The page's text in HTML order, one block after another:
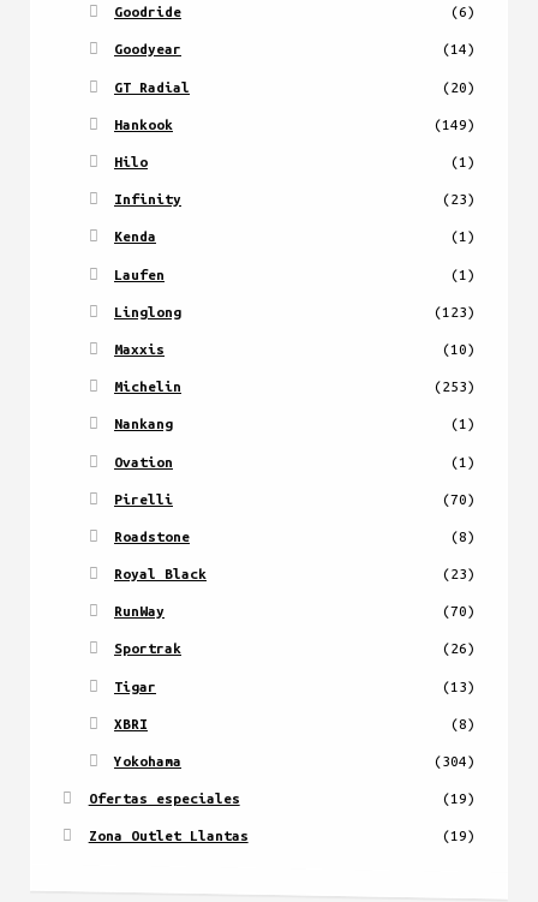
Goodride (6)
Goodyear (14)
GT Radial (20)
Hankook (149)
Hilo (1)
Infinity (23)
Kenda (1)
Laufen (1)
Linglong (123)
Maxxis (10)
Michelin (253)
Nankang (1)
Ovation (1)
Pirelli (70)
Roadstone (8)
Royal Black (23)
RunWay (70)
Sportrak (26)
Tigar (13)
XBRI (8)
Yokohama (304)
Ofertas especiales (19)
Zona Outlet Llantas (19)